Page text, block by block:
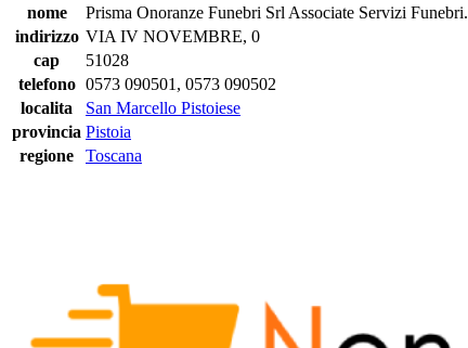
nome
Prisma Onoranze Funebri Srl Associate Servizi Funebri.
indirizzo VIA IV NOVEMBRE, 0
cap
51028
telefono 0573 090501, 0573 090502
localita
San Marcello Pistoiese
provincia Pistoia
regione
Toscana